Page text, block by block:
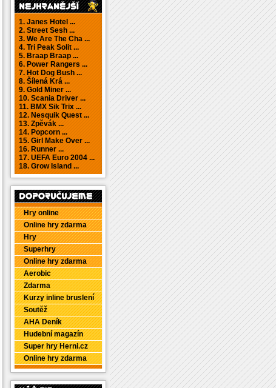
1. Janes Hotel ...
2. Street Sesh ...
3. We Are The Cha ...
4. Tri Peak Solit ...
5. Braap Braap ...
6. Power Rangers ...
7. Hot Dog Bush ...
8. Šílená Krá ...
9. Gold Miner ...
10. Scania Driver ...
11. BMX Sik Trix ...
12. Nesquik Quest ...
13. Zpěvák ...
14. Popcorn ...
15. Girl Make Over ...
16. Runner ...
17. UEFA Euro 2004 ...
18. Grow Island ...
Hry online
Online hry zdarma
Hry
Superhry
Online hry zdarma
Aerobic
Zdarma
Kurzy inline bruslení
Soutěž
AHA Deník
Hudební magazín
Super hry Herni.cz
Online hry zdarma